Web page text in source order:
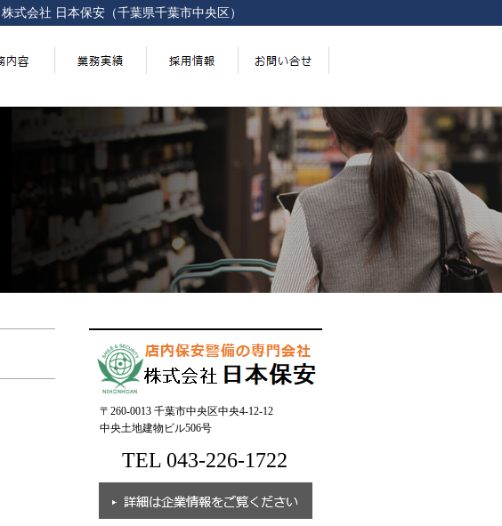
株式会社 日本保安（千葉県千葉市中央区）
〒260-0013 千葉市中央区中央4-12-12
中央土地建物ビル506号
TEL 043-226-1722